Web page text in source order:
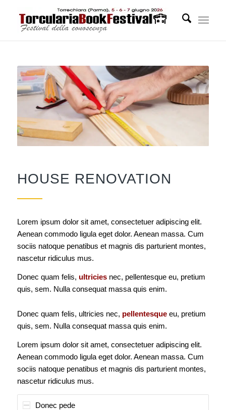
HOUSE RENOVATION
Lorem ipsum dolor sit amet, consectetuer adipiscing elit.
Aenean commodo ligula eget dolor. Aenean massa. Cum
sociis natoque penatibus et magnis dis parturient montes,
nascetur ridiculus mus.
Donec quam felis, ultriciesnec, pellentesque eu, pretium
quis, sem. Nulla consequat massa quis enim.
Donec quam felis, ultricies nec, pellentesqueeu, pretium
quis, sem. Nulla consequat massa quis enim.
Lorem ipsum dolor sit amet, consectetuer adipiscing elit.
Aenean commodo ligula eget dolor. Aenean massa. Cum
sociis natoque penatibus et magnis dis parturient montes,
nascetur ridiculus mus.
Donec pede